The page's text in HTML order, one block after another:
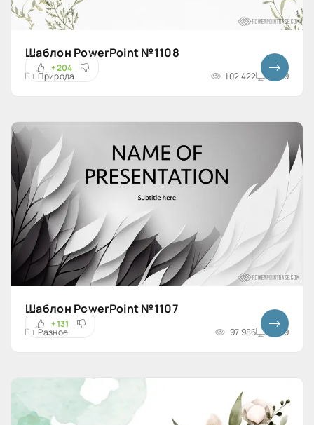
Шаблон PowerPoint №1108
Природа 102 422 16x9
+204
Шаблон PowerPoint №1107
Разное 97 986 16x9
+131